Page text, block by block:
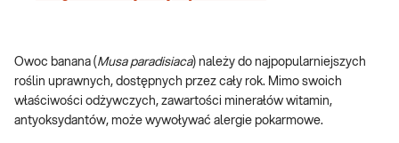
Owoc banana ( Musa paradisiaca) należy do najpopularniejszych
roślin uprawnych, dostępnych przez cały rok. Mimo swoich
właściwości odżywczych, zawartości minerałów witamin,
antyoksydantów, może wywoływać alergie pokarmowe.